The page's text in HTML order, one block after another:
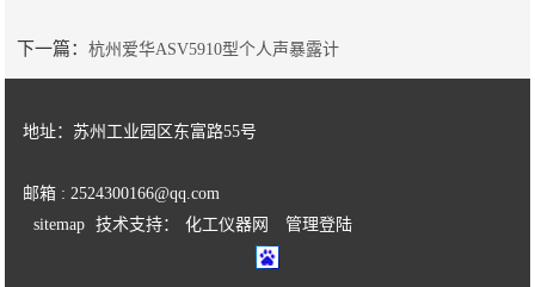
下一篇：杭州爱华ASV5910型个人声暴露计
地址：苏州工业园区东富路55号
邮箱 : 2524300166@qq.com
sitemap
技术支持： 化工仪器网 管理登陆